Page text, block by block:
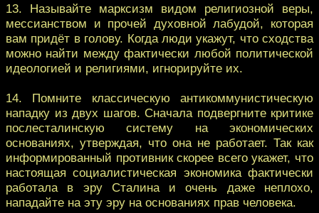
13. Называйте марксизм видом религиозной веры,
мессианством и прочей духовной лабудой, которая
вам придёт в голову. Когда люди укажут, что сходства
можно найти между фактически любой политической
идеологией и религиями, игнорируйте их.
14. Помните классическую антикоммунистическую
нападку из двух шагов. Сначала подвергните критике
послесталинскую систему на экономических
основаниях, утверждая, что она не работает. Так как
информированный противник скорее всего укажет, что
настоящая социалистическая экономика фактически
работала в эру Сталина и очень даже неплохо,
нападайте на эту эру на основаниях прав человека.